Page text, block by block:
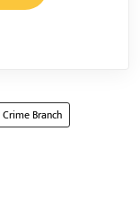
Crime Branch